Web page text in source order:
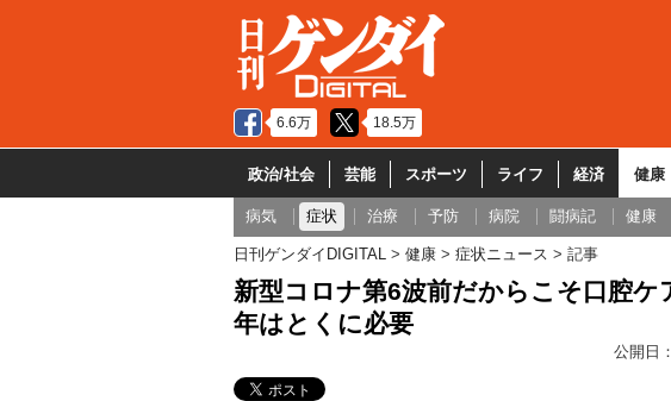
6.6万 18.5万
政治/社会 芸能 スポーツ ライフ 経済 健康
病気 症状 治療 予防 病院 闘病記 健康
日刊ゲンダイDIGITAL 健康 症状ニュース 記事
新型コロナ第6波前だからこそ口腔
年はとくに必要
公開日：